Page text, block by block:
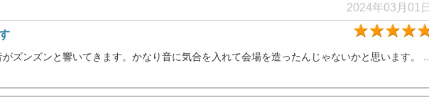
2024年03月01日
ズンズンと響いてきます。かなり音に気合を入れて会場を造ったんじゃないかと思います。 ...